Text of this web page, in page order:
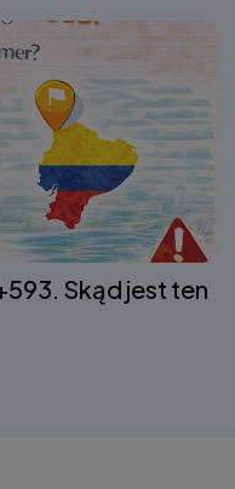
Skąd jest ten